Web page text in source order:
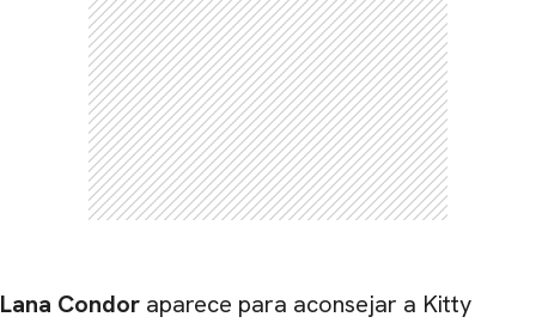
Lana Condor aparece para aconsejar a Kitty